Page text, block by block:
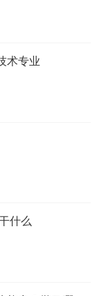
术专业
什么